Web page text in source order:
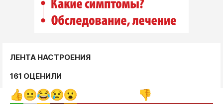
ЛЕНТА НАСТРОЕНИЯ
161 ОЦЕНИЛИ